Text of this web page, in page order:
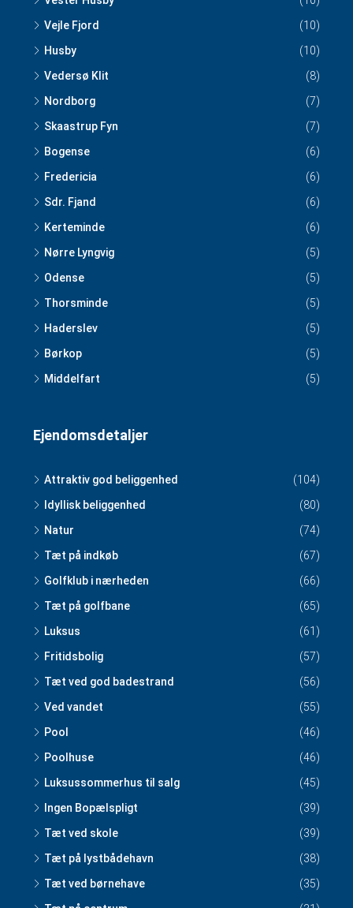
Vejle Fjord
(10)
Husby
(10)
Vedersø Klit
(8)
Nordborg
(7)
Skaastrup Fyn
(7)
Bogense
(6)
Fredericia
(6)
Sdr. Fjand
(6)
Kerteminde
(6)
Nørre Lyngvig
(5)
Odense
(5)
Thorsminde
(5)
Haderslev
(5)
Børkop
(5)
Middelfart
(5)
Ejendomsdetaljer
Attraktiv god beliggenhed
(104)
Idyllisk beliggenhed
(80)
Natur
(74)
Tæt på indkøb
(67)
Golfklub i nærheden
(66)
Tæt på golfbane
(65)
Luksus
(61)
Fritidsbolig
(57)
Tæt ved god badestrand
(56)
Ved vandet
(55)
Pool
(46)
Poolhuse
(46)
Luksussommerhus til salg
(45)
Ingen Bopælspligt
(39)
Tæt ved skole
(39)
Tæt på lystbådehavn
(38)
Tæt ved børnehave
(35)